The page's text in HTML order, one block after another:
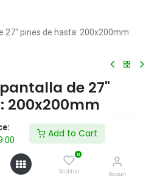
Add to Cart
0
Wishlist Account
27" pines de hasta: 200x200mm
de 27"
200x200mm